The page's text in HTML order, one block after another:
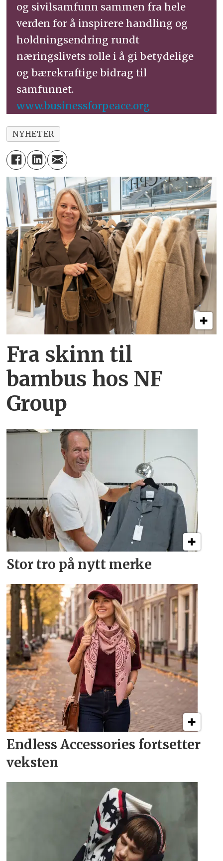
og sivilsamfunn sammen fra hele
verden for å inspirere handling og
holdningsendring rundt
næringslivets rolle i å gi betydelige
og bærekraftige bidrag til
samfunnet.
www.businessforpeace.org
NYHETER
Fra skinn til
bambus hos NF
Group
Stor tro på nytt merke
Endless Accessories fortsetter
veksten